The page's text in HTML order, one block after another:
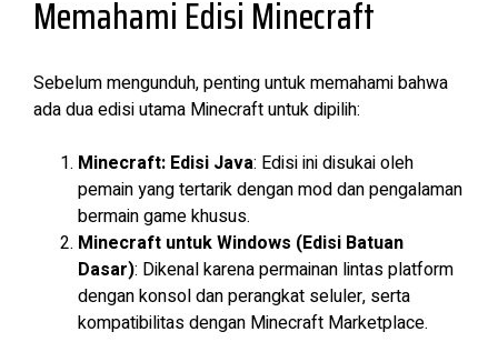
Memahami Edisi Minecraft
Sebelum mengunduh, penting untuk memahami bahwa
ada dua edisi utama Minecraft untuk dipilih:
Minecraft: Edisi Java: Edisi ini disukai oleh
pemain yang tertarik dengan mod dan pengalaman
bermain game khusus.
Minecraft untuk Windows (Edisi Batuan
Dasar): Dikenal karena permainan lintas platform
dengan konsol dan perangkat seluler, serta
kompatibilitas dengan Minecraft Marketplace.